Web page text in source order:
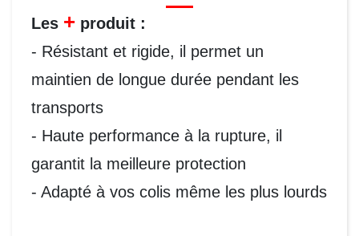
Les + produit :
- Résistant et rigide, il permet un
maintien de longue durée pendant les
transports
- Haute performance à la rupture, il
garantit la meilleure protection
- Adapté à vos colis même les plus lourds